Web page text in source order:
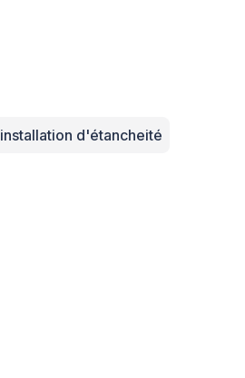
installation d'étancheité